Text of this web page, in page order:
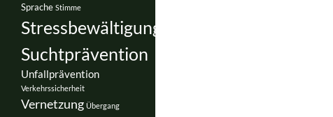
Sprache Stimme
Stressbewältigung
Suchtprävention
Unfallprävention
Verkehrssicherheit
Vernetzung Übergang